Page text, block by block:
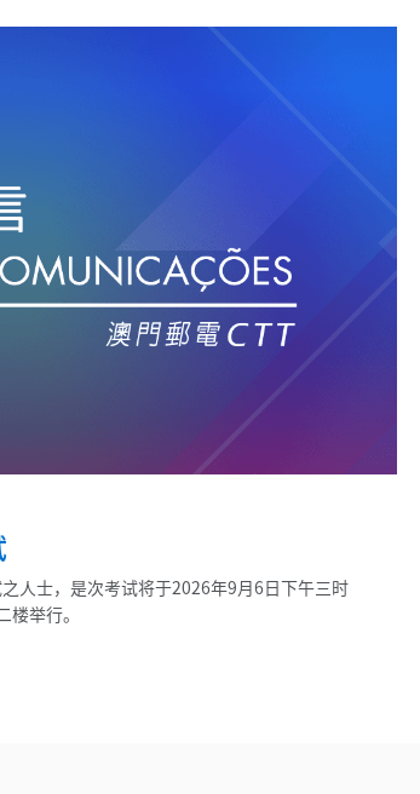
人士，是次考试将于2026年9月6日下午三时
举行。